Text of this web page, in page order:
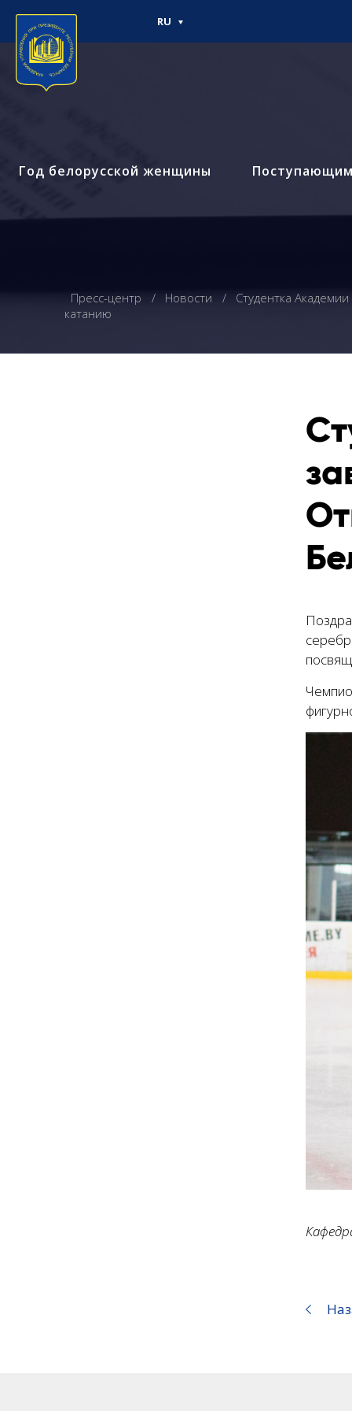
Год белорусской женщины Поступающим
RU
Пресс-центр Новости
Студентка
катанию